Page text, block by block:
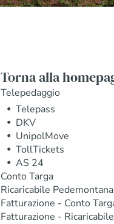
Torna alla
Telepedaggio
Telepass
DKV
UnipolMove
TollTickets
AS 24
Conto Targa
Ricaricabile Pedemontana
Fatturazione - Conto
Fatturazione -